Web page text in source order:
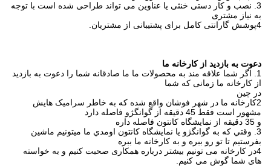
3. نصب و کار دستی خنثی یا عناوین می تواند طراحی شده است با توجه
به نیاز مشتری
4پوشش گارانتی کامل برای پشتیبانی از مشتریان.
دعوت به بازدید از کارخانه ما
1. اگر شما علاقه مند به محصولات ما ما صادقانه شما را دعوت به بازدید
از کارخانه ما زمانی که شما
در چین
2کارخانه ما در شهر فوشان واقع شده که به خاطر سرامیک هایش
مشهور است فقط 45 دقیقه از گوانگژو فاصله دارد
و 35 دقيقه از نمایشگاه کانتون فاصله داره
3. وقتي که به گوانگژو يا نمایشگاه کانتون اومدي ما ميتونيم ماشين
بفرستيم تا تو رو ببره و به کارخانه ما ببره
4در کارخانه می تونیم بیشتر درباره همکاری صحبت کنیم و به خواسته
های شما گوش می کنیم.